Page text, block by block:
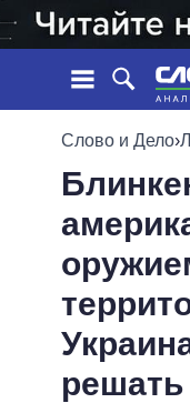
ЛЕНТА
СОБЫТИЯ
СТАТЬИ
МНЕНИЯ
ОБЗОРЫ
ДАЙДЖЕСТЫ
ВСЕ
ПРЕЗИДЕНТ
ВЕРХОВНАЯ
КАБИНЕТ
Слово и Дело›
решать